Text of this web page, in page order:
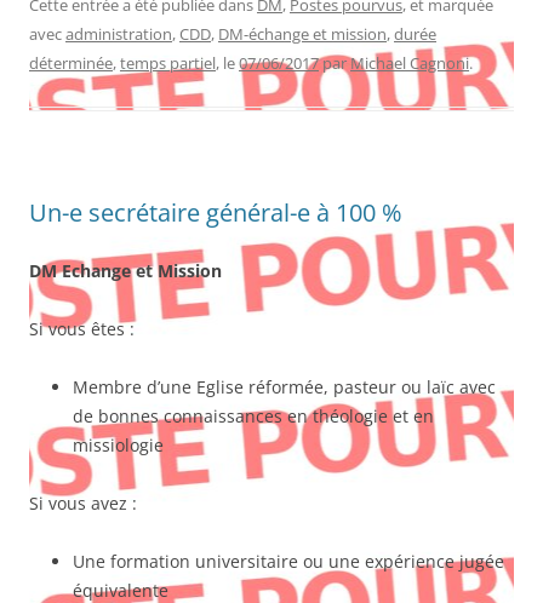
Cette entrée a été publiée dans DM, Postes pourvus, et marquée
avecadministration,CDD, DM-échange et mission,durée
déterminée,temps partiel, le07/06/2017parMichael Cagnoni.
Un-e secrétaire général-e à 100 %
DM Echange et Mission
Si vous êtes :
Membre d’une Eglise réformée, pasteur ou laïc avec
de bonnes connaissances en théologie et en
missiologie
Si vous avez :
Une formation universitaire ou une expérience jugée
équivalente